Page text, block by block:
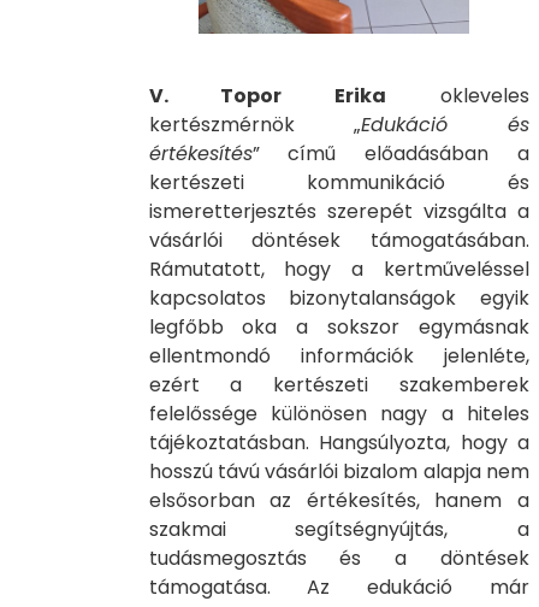
V. Topor Erika okleveles
kertészmérnök „Edukáció és
értékesítés” című előadásában a
kertészeti kommunikáció és
ismeretterjesztés szerepét vizsgálta a
vásárlói döntések támogatásában.
Rámutatott, hogy a kertműveléssel
kapcsolatos bizonytalanságok egyik
legfőbb oka a sokszor egymásnak
ellentmondó információk jelenléte,
ezért a kertészeti szakemberek
felelőssége különösen nagy a hiteles
tájékoztatásban. Hangsúlyozta, hogy a
hosszú távú vásárlói bizalom alapja nem
elsősorban az értékesítés, hanem a
szakmai segítségnyújtás, a
tudásmegosztás és a döntések
támogatása. Az edukáció már